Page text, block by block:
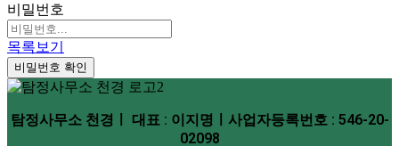
비밀번호
목록보기
비밀번호 확인
탐정사무소 천경ㅣ 대표 : 이지명ㅣ사업자등록번호 : 546-20-
02098